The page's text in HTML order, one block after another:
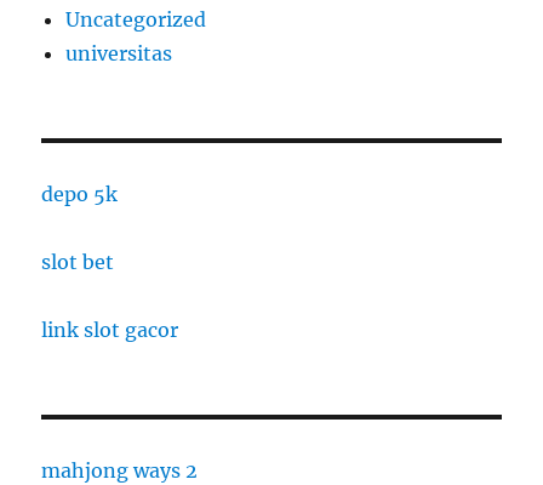
Uncategorized
universitas
depo 5k
slot bet
link slot gacor
mahjong ways 2